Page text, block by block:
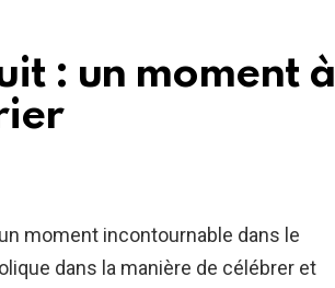
: un moment à
moment incontournable dans le
dans la manière de célébrer et